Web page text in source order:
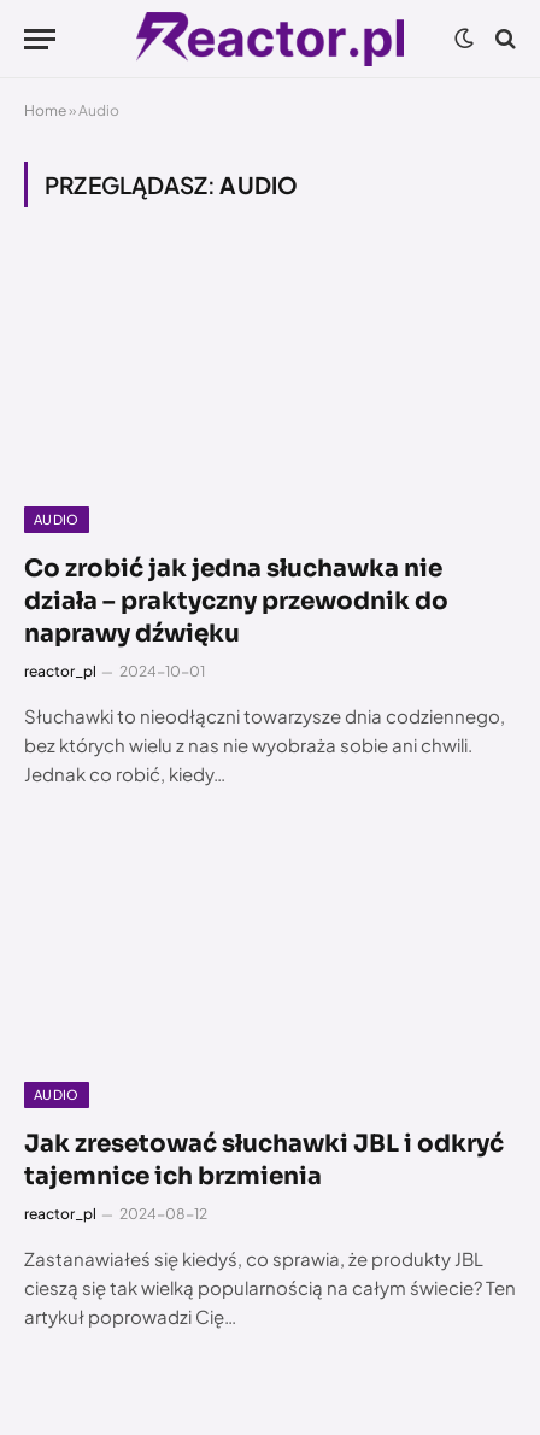
Home »Audio
PRZEGLĄDASZ:AUDIO
AUDIO
Co zrobić jak jedna słuchawka nie
działa – praktyczny przewodnik do
naprawy dźwięku
reactor_pl 2024-10-01
Słuchawki to nieodłączni towarzysze dnia codziennego,
bez których wielu z nas nie wyobraża sobie ani chwili.
Jednak co robić, kiedy…
AUDIO
Jak zresetować słuchawki JBL i odkryć
tajemnice ich brzmienia
reactor_pl 2024-08-12
Zastanawiałeś się kiedyś, co sprawia, że produkty JBL
cieszą się tak wielką popularnością na całym świecie? Ten
artykuł poprowadzi Cię…